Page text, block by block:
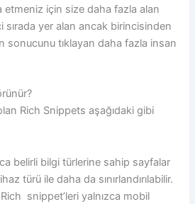
etmeniz için size daha fazla alan
sırada yer alan ancak birincisinden
sonucunu tıklayan daha fazla insan
Rich Snippets aşağıdaki gibi
belirli bilgi türlerine sahip sayfalar
türü ile daha da sınırlandırılabilir.
Rich snippet’leri yalnızca mobil